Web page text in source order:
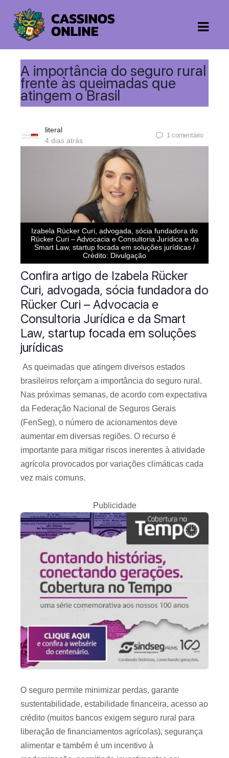
A importância do seguro rural
frente às queimadas que
atingem o Brasil
literal
4 dias atrás
1comentário
Izabela Rücker Curi, advogada, sócia fundadora do
Rücker Curi – Advocacia e Consultoria Jurídica e da
Smart Law, startup focada em soluções jurídicas /
Crédito: Divulgação
Confira artigo de Izabela Rücker
Curi, advogada, sócia fundadora do
Rücker Curi – Advocacia e
Consultoria Jurídica e da Smart
Law, startup focada em soluções
jurídicas
As queimadas que atingem diversos estados
brasileiros reforçam a importância do seguro rural.
Nas próximas semanas, de acordo com expectativa
da Federação Nacional de Seguros Gerais
(FenSeg), o número de acionamentos deve
aumentar em diversas regiões. O recurso é
importante para mitigar riscos inerentes à atividade
agrícola provocados por variações climáticas cada
vez mais comuns.
Publicidade
O seguro permite minimizar perdas, garante
sustentabilidade, estabilidade financeira, acesso ao
crédito (muitos bancos exigem seguro rural para
liberação de financiamentos agrícolas), segurança
alimentar e também é um incentivo à